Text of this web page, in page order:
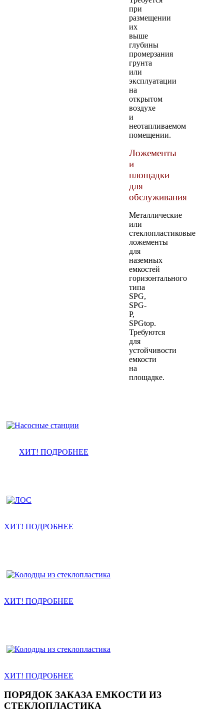
при
размещении
их
выше
глубины
промерзания
грунта
или
эксплуатации
на
открытом
воздухе
и
неотапливаемом
помещении.
Ложементы
и
площадки
для
обслуживания
Металлические
или
стеклопластиковые
ложементы
для
наземных
емкостей
горизонтального
типа
SPG,
SPG-
P,
SPGtop.
Требуются
для
устойчивости
емкости
на
площадке.
ХИТ! ПОДРОБНЕЕ
ХИТ! ПОДРОБНЕЕ
ХИТ! ПОДРОБНЕЕ
ХИТ! ПОДРОБНЕЕ
ПОРЯДОК ЗАКАЗА ЕМКОСТИ ИЗ
СТЕКЛОПЛАСТИКА